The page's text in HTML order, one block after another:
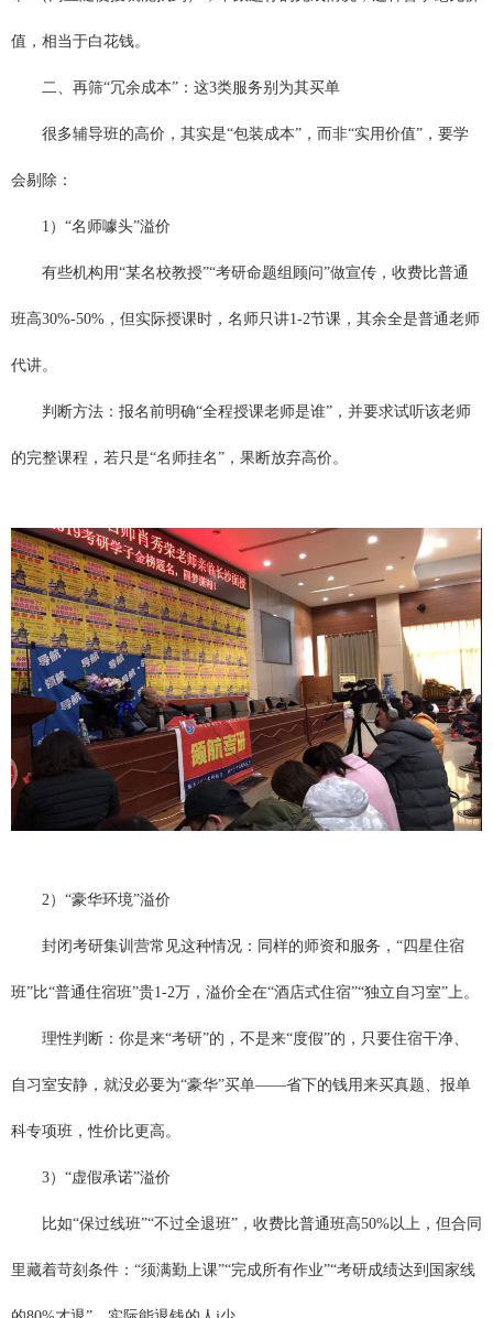
值，相当于白花钱。
二、再筛“冗余成本”：这3类服务别为其买单
很多辅导班的高价，其实是“包装成本”，而非“实用价值”，要学
会剔除：
1）“名师噱头”溢价
有些机构用“某名校教授”“考研命题组顾问”做宣传，收费比普通
班高30%-50%，但实际授课时，名师只讲1-2节课，其余全是普通老师
代讲。
判断方法：报名前明确“全程授课老师是谁”，并要求试听该老师
的完整课程，若只是“名师挂名”，果断放弃高价。
2）“豪华环境”溢价
封闭考研集训营常见这种情况：同样的师资和服务，“四星住宿
班”比“普通住宿班”贵1-2万，溢价全在“酒店式住宿”“独立自习室”上。
理性判断：你是来“考研”的，不是来“度假”的，只要住宿干净、
自习室安静，就没必要为“豪华”买单——省下的钱用来买真题、报单
科专项班，性价比更高。
3）“虚假承诺”溢价
比如“保过线班”“不过全退班”，收费比普通班高50%以上，但合同
里藏着苛刻条件：“须满勤上课”“完成所有作业”“考研成绩达到国家线